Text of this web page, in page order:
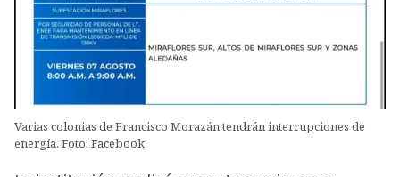
Varias colonias de Francisco Morazán tendrán interrupciones de
energía. Foto: Facebook